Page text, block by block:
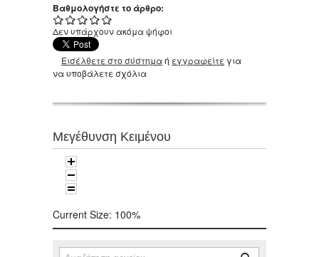
Βαθμολογήστε το άρθρο:
Δεν υπάρχουν ακόμα ψήφοι
Εισέλθετε στο σύστημαή εγγραφείτε για
να υποβάλετε σχόλια
Μεγέθυνση Κειμένου
Current Size: 100%
Φόρμα αναζήτησης
Αναζήτηση